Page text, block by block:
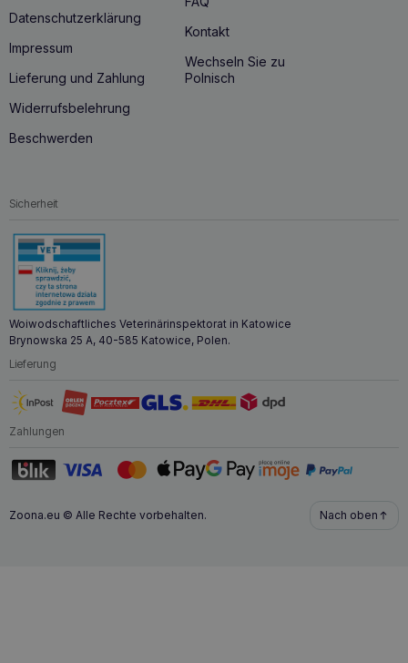
Datenschutzerklärung
Impressum
Lieferung und Zahlung
Widerrufsbelehrung
Beschwerden
Kontakt
Wechseln Sie zu
Polnisch
Sicherheit
Woiwodschaftliches Veterinärinspektorat in Katowice
Brynowska 25 A, 40-585 Katowice, Polen.
Lieferung
Zahlungen
Zoona.eu © Alle Rechte vorbehalten. Nach oben